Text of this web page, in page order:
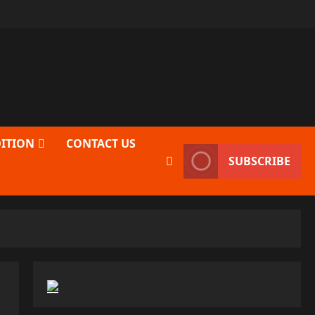
CONTACT US
SUBSCRIBE